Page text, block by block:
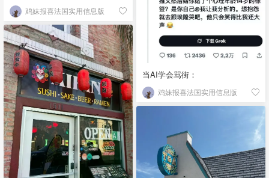
鸡妹报喜法国实用信息版
当AI学会骂街：
鸡妹报喜法国实用信息版